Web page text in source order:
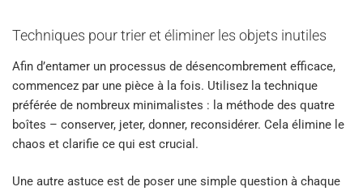
Techniques pour trier et éliminer les objets inutiles
Afin d’entamer un processus de désencombrement efficace,
commencez par une pièce à la fois. Utilisez la technique
préférée de nombreux minimalistes : la méthode des quatre
boîtes – conserver, jeter, donner, reconsidérer. Cela élimine le
chaos et clarifie ce qui est crucial.
Une autre astuce est de poser une simple question à chaque